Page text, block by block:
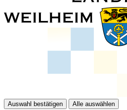
Auswahl bestätigen Alle auswählen